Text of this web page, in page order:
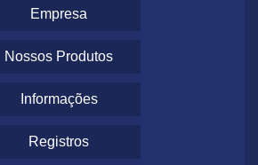
Empresa
Nossos Produtos
Informações
Registros